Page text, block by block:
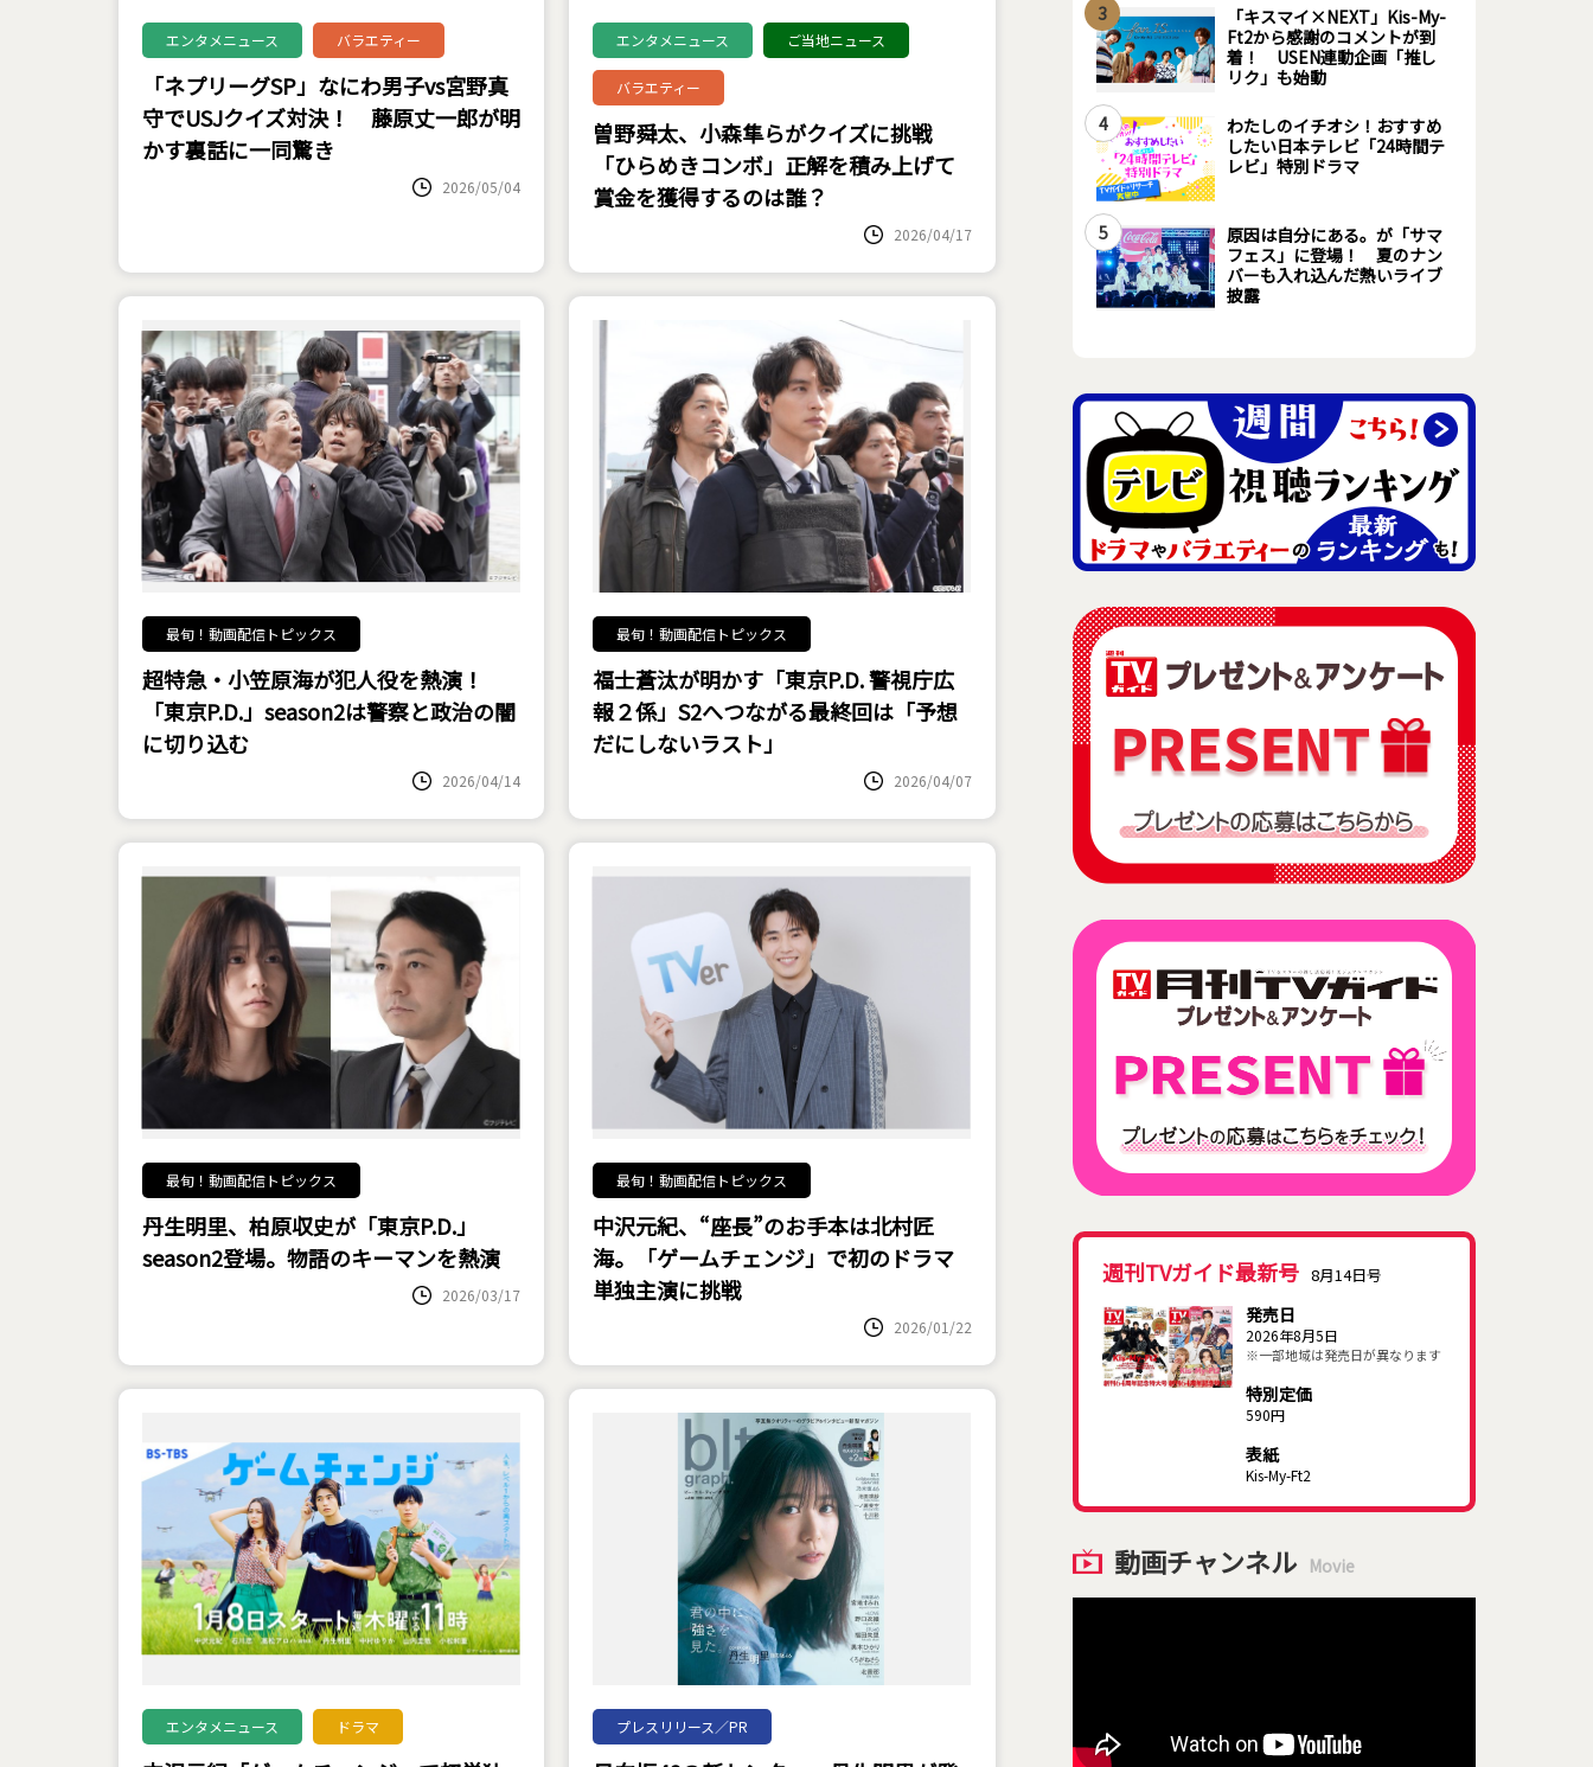
エンタメニュース バラエティー
「ネプリーグSP」なにわ男子vs宮野真
守でUSJクイズ対決！ 藤原丈一郎が明
かす裏話に一同驚き
2026/05/04
エンタメニュース ご当地ニュース
バラエティー
曽野舜太、小森隼らがクイズに挑戦
「ひらめきコンボ」正解を積み上げて
賞金を獲得するのは誰？
2026/04/17
最旬！動画配信トピックス
超特急・小笠原海が犯人役を熱演！
「東京P.D.」season2は警察と政治の闇
に切り込む
2026/04/14
最旬！動画配信トピックス
福士蒼汰が明かす「東京P.D. 警視庁広
報２係」S2へつながる最終回は「予想
だにしないラスト」
2026/04/07
最旬！動画配信トピックス
丹生明里、柏原収史が「東京P.D.」
season2登場。物語のキーマンを熱演
2026/03/17
最旬！動画配信トピックス
中沢元紀、“座長”のお手本は北村匠
海。「ゲームチェンジ」で初のドラマ
単独主演に挑戦
2026/01/22
エンタメニュース ドラマ プレスリリース／PR
3
「キスマイ×NEXT」Kis-My-
Ft2から感謝のコメントが到
着！ USEN連動企画「推し
リク」も始動
4
わたしのイチオシ！おすすめ
したい日本テレビ「24時間テ
レビ」特別ドラマ
5
原因は自分にある。が「サマ
フェス」に登場！ 夏のナン
バーも入れ込んだ熱いライブ
披露
週刊TVガイド最新号 8月14日号
発売日
2026年8月5日
※一部地域は発売日が異なります
特別定価
590円
表紙
Kis-My-Ft2
動画チャンネル Movie